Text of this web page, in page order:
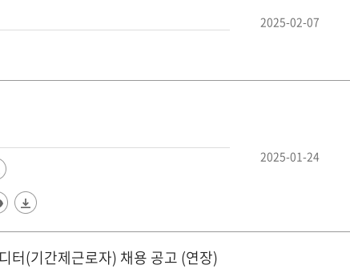
2025-02-07
2025-01-24
터(기간제근로자) 채용 공고 (연장)